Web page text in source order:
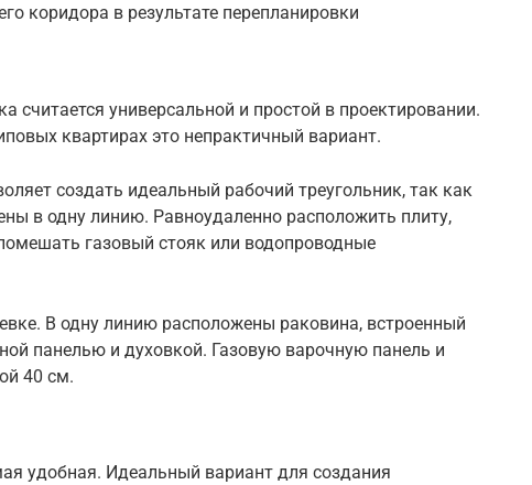
коридора в результате перепланировки
считается универсальной и простой в проектировании.
квартирах это непрактичный вариант.
создать идеальный рабочий треугольник, так как
в одну линию. Равноудаленно расположить плиту,
газовый стояк или водопроводные
В одну линию расположены раковина, встроенный
панелью и духовкой. Газовую варочную панель и
40 см.
удобная. Идеальный вариант для создания